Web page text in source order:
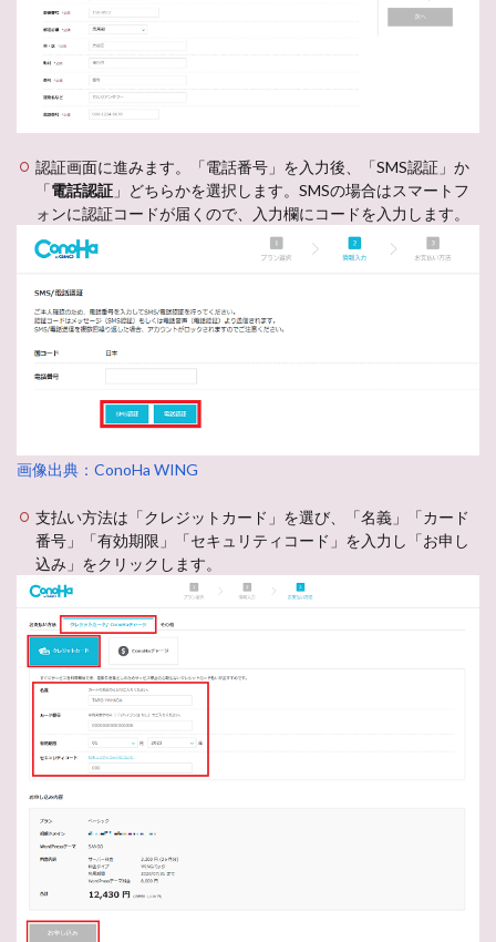
認証画面に進みます。「電話番号」を入力後、「SMS認証」か
「電話認証 」どちらかを選択します。SMSの場合はスマートフ
ォンに認証コードが届くので、入力欄にコードを入力します。
画像出典：ConoHa WING
支払い方法は「クレジットカード」を選び、「名義」「カード
番号」「有効期限」「セキュリティコード」を入力し「お申し
込み」をクリックします。